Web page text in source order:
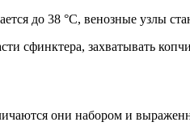
до 38 °C, венозные узлы
сфинктера, захватывать
они набором и